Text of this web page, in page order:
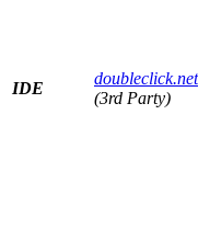
IDE
doubleclick.net
(3rd Party)